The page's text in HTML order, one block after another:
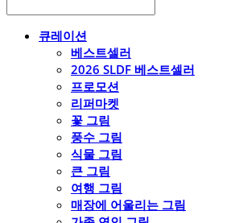
큐레이션
베스트셀러
2026 SLDF 베스트셀러
프로모션
리퍼마켓
꽃 그림
풍수 그림
식물 그림
큰 그림
여행 그림
매장에 어울리는 그림